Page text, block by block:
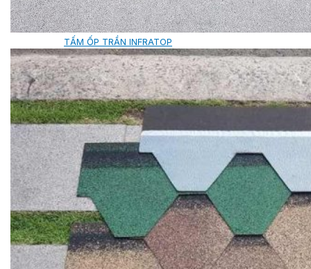
TẤM ỐP VOX
TẤM ỐP TRẦN INFRATOP
TẤM ỐP TƯỜNG MAX-3
TẤM ỐP ĐA NĂNG FRONTO
MÁI GỖ TUYẾT TÙNG ĐỎ
GỖ NHÂN TẠO NAM SOON
GỖ SINH THÁI NOVANO